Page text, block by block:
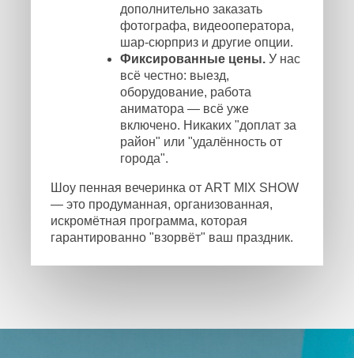
дополнительно заказать
фотографа, видеооператора,
шар-сюрприз и другие опции.
Фиксированные цены. У нас
всё честно: выезд,
оборудование, работа
аниматора — всё уже
включено. Никаких "доплат за
район" или "удалённость от
города".
Шоу пенная вечеринка от ART MIX SHOW
— это продуманная, организованная,
искромётная программа, которая
гарантированно "взорвёт" ваш праздник.